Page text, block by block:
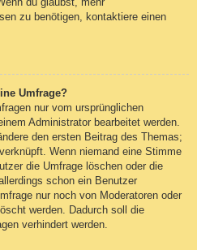
zu benötigen, kontaktiere einen
Umfrage?
nur vom ursprünglichen
Administrator bearbeitet werden.
den ersten Beitrag des Themas;
Wenn niemand eine Stimme
die Umfrage löschen oder die
schon ein Benutzer
nur noch von Moderatoren oder
werden. Dadurch soll die
verhindert werden.